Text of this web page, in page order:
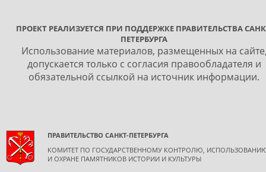
ПРОЕКТ РЕАЛИЗУЕТСЯ ПРИ ПОДДЕРЖКЕ ПРАВИТЕЛЬСТВА
ПЕТЕРБУРГА
Использование материалов, размещенных на
допускается только с согласия правообладателя и
обязательной ссылкой на источник информации.
ПРАВИТЕЛЬСТВО САНКТ-ПЕТЕРБУРГА
КОМИТЕТ ПО ГОСУДАРСТВЕННОМУ КОНТРОЛЮ,
И ОХРАНЕ ПАМЯТНИКОВ ИСТОРИИ И КУЛЬТУРЫ